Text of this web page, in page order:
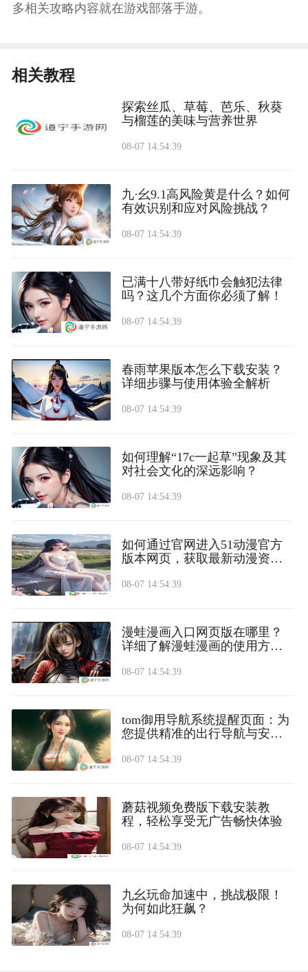
多相关攻略内容就在游戏部落手游。
相关教程
探索丝瓜、草莓、芭乐、秋葵
与榴莲的美味与营养世界
08-07 14:54:39
九·幺9.1高风险黄是什么？如何
有效识别和应对风险挑战？
08-07 14:54:39
已满十八带好纸巾会触犯法律
吗？这几个方面你必须了解！
08-07 14:54:39
春雨苹果版本怎么下载安装？
详细步骤与使用体验全解析
08-07 14:54:39
如何理解“17c一起草”现象及其
对社会文化的深远影响？
08-07 14:54:39
如何通过官网进入51动漫官方
版本网页，获取最新动漫资
08-07 14:54:39
漫蛙漫画入口网页版在哪里？
详细了解漫蛙漫画的使用方法
08-07 14:54:39
tom御用导航系统提醒页面：为
您提供精准的出行导航与安全
08-07 14:54:39
蘑菇视频免费版下载安装教
程，轻松享受无广告畅快体验
08-07 14:54:39
九幺玩命加速中，挑战极限！
为何如此狂飙？
08-07 14:54:39